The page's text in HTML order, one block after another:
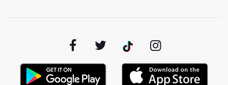
Kereta Cepat ke Surabaya